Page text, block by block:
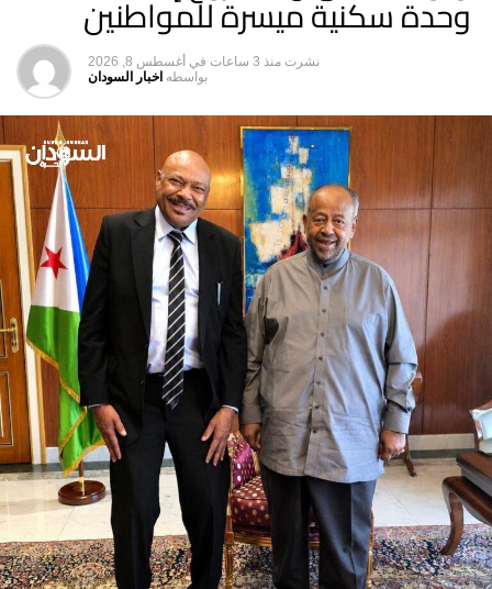
اجتماع المجلس
هاشتاق ذات صله :
الخرطوم تحتضن افتتاح أول فرع لمصرف تركي في إفريقيا
لا تفوت
نائب رئيس مجلس السيادة يلتقي سفير المملكة العربية
السعودية
وحدة سكنية ميسرة للمواطنين
نشرت منذ 3 ساعات في أغسطس 8, 2026
بواسطه اخبار السودان